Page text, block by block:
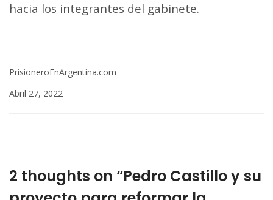
hacia los integrantes del gabinete.
PrisioneroEnArgentina.com
Abril 27, 2022
2 thoughts on “Pedro Castillo y su